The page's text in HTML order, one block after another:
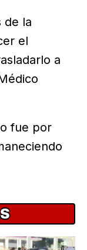
de la
el
a
fue por